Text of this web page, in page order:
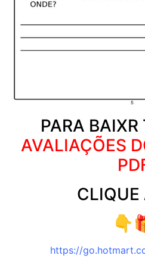
PARA
AVALIAÇÕES
CLIQUE
https://